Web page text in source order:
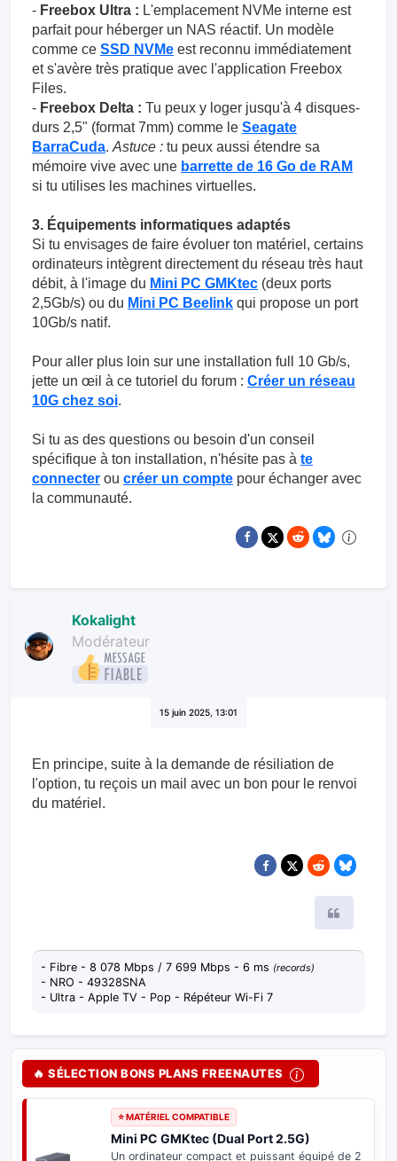
- Freebox Ultra : L'emplacement NVMe interne est
parfait pour héberger un NAS réactif. Un modèle
comme ce SSD NVMe est reconnu immédiatement
et s'avère très pratique avec l'application Freebox
Files.
- Freebox Delta : Tu peux y loger jusqu'à 4 disques-
durs 2,5" (format 7mm) comme le Seagate
BarraCuda. Astuce : tu peux aussi étendre sa
mémoire vive avec une barrette de 16 Go de RAM
si tu utilises les machines virtuelles.
3. Équipements informatiques adaptés
Si tu envisages de faire évoluer ton matériel, certains
ordinateurs intègrent directement du réseau très haut
débit, à l'image du Mini PC GMKtec (deux ports
2,5Gb/s) ou du Mini PC Beelink qui propose un port
10Gb/s natif.
Pour aller plus loin sur une installation full 10 Gb/s,
jette un œil à ce tutoriel du forum : Créer un réseau
10G chez soi.
Si tu as des questions ou besoin d'un conseil
spécifique à ton installation, n'hésite pas à te
connecter ou créer un compte pour échanger avec
la communauté.
Kokalight
Modérateur
15 juin 2025, 13:01
En principe, suite à la demande de résiliation de
l'option, tu reçois un mail avec un bon pour le renvoi
du matériel.
- Fibre - 8 078 Mbps / 7 699 Mbps - 6 ms (records)
- NRO - 49328SNA
- Ultra - Apple TV - Pop - Répéteur Wi-Fi 7
🔥 SÉLECTION BONS PLANS FREENAUTES
⭐ BON PLAN FREEBOX
Adaptateur USB-C 2.5 Gb/s
Boostez votreFreebox Pop ou Ultra. Profitez